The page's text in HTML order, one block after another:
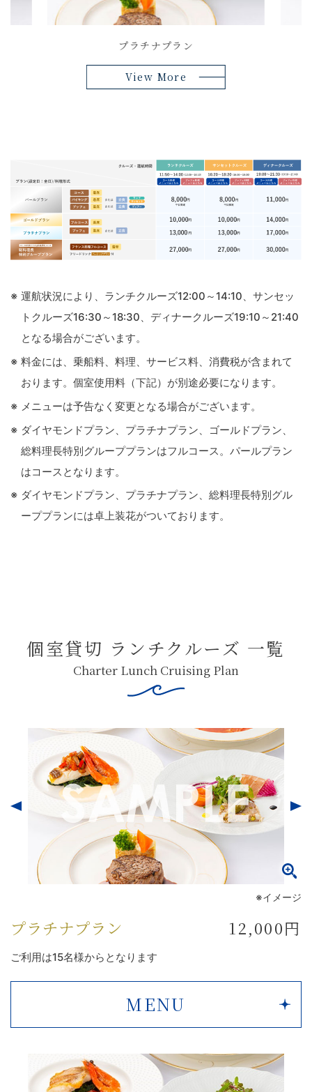
プラチナプラン
View More
運航状況により、ランチクルーズ12:00～14:10、サンセッ
トクルーズ16:30～18:30、ディナークルーズ19:10～21:40
となる場合がございます。
料金には、乗船料、料理、サービス料、消費税が含まれて
おります。個室使用料（下記）が別途必要になります。
メニューは予告なく変更となる場合がございます。
ダイヤモンドプラン、プラチナプラン、ゴールドプラン、
総料理長特別グループプランはフルコース。パールプラン
はコースとなります。
ダイヤモンドプラン、プラチナプラン、総料理長特別グル
ーププランには卓上装花がついております。
個室貸切 ランチクルーズ 一覧
Charter Lunch Cruising Plan
※イメージ
プラチナプラン 12,000円
ご利用は15名様からとなります
MENU